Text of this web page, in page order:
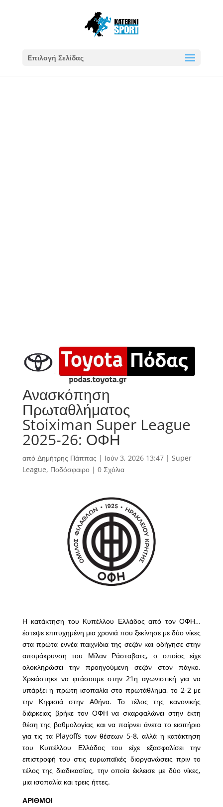
Επιλογή Σελίδας
Ανασκόπηση
Πρωταθλήματος
Stoiximan Super League
2025-26: ΟΦΗ
από Δημήτρης Πάππας | Ιούν 3, 2026 13:47| Super
League, Ποδόσφαιρο| 0 Σχόλια
Η κατάκτηση του Κυπέλλου Ελλάδος από τον ΟΦΗ…
έστεψε επιτυχημένη μια χρονιά που ξεκίνησε με δύο νίκες
στα πρώτα εννέα παιχνίδια της σεζόν και οδήγησε στην
απομάκρυνση του Μίλαν Ράσταβατς, ο οποίος είχε
ολοκληρώσει την προηγούμενη σεζόν στον πάγκο.
Χρειάστηκε να φτάσουμε στην 21η αγωνιστική για να
υπάρξει η πρώτη ισοπαλία στο πρωτάθλημα, το 2-2 με
την Κηφισιά στην Αθήνα. Το τέλος της κανονικής
διάρκειας βρήκε τον ΟΦΗ να σκαρφαλώνει στην έκτη
θέση της βαθμολογίας και να παίρνει άνετα το εισιτήριο
για τις τα Playoffs των θέσεων 5-8, αλλά η κατάκτηση
του Κυπέλλου Ελλάδος του είχε εξασφαλίσει την
επιστροφή του στις ευρωπαϊκές διοργανώσεις πριν το
τέλος της διαδικασίας, την οποία έκλεισε με δύο νίκες,
μια ισοπαλία και τρεις ήττες.
ΑΡΙΘΜΟΙ